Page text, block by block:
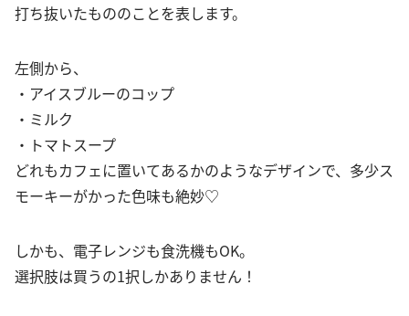
打ち抜いたもののことを表します。
左側から、
・アイスブルーのコップ
・ミルク
・トマトスープ
どれもカフェに置いてあるかのようなデザインで、多少ス
モーキーがかった色味も絶妙♡
しかも、電子レンジも食洗機もOK。
選択肢は買うの1択しかありません！